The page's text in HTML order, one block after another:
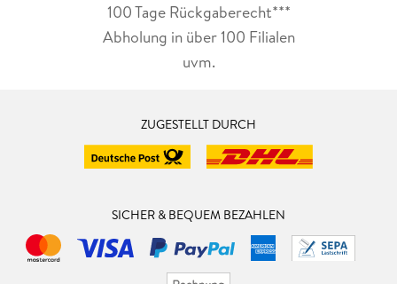
100 Tage Rückgaberecht***
Abholung in über 100 Filialen
uvm.
ZUGESTELLT DURCH
SICHER & BEQUEM BEZAHLEN